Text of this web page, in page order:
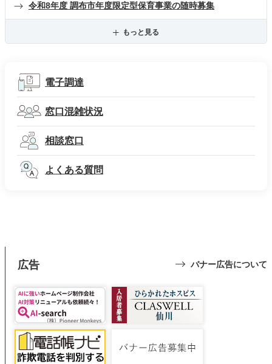
令和8年度 調布市年度限定型保育事業の随時募集
もっと見る
電子調達
窓口混雑状況
相談窓口
よくある質問
広告 バナー広告について